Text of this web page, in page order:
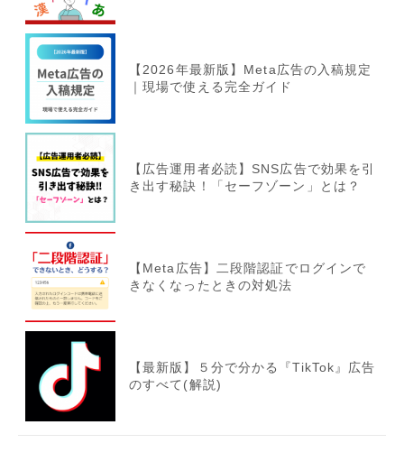
【2026年最新版】Meta広告の入稿規定
｜現場で使える完全ガイド
【広告運用者必読】SNS広告で効果を引
き出す秘訣！「セーフゾーン」とは？
【Meta広告】二段階認証でログインで
きなくなったときの対処法
【最新版】５分で分かる『TikTok』広告
のすべて(解説)